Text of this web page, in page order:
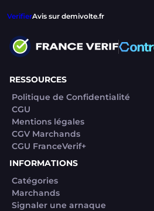
VerifierAvis sur demivolte.fr
RESSOURCES
Politique de Confidentialité
CGU
Mentions légales
CGV Marchands
CGU FranceVerif+
INFORMATIONS
Catégories
Marchands
Signaler une arnaque